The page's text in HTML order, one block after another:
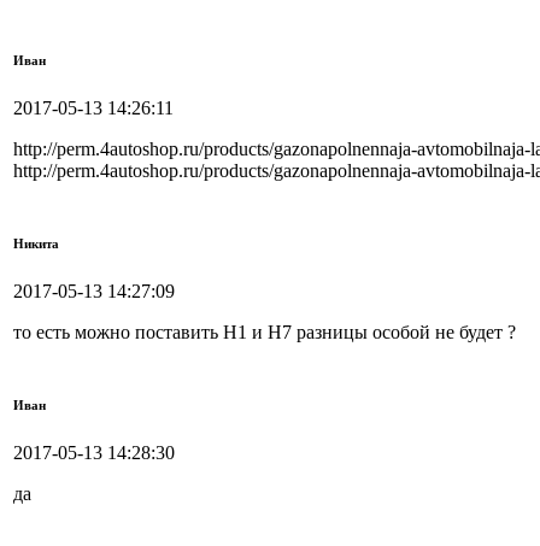
Иван
2017-05-13 14:26:11
http://perm.4autoshop.ru/products/gazonapolnennaja-
http://perm.4autoshop.ru/products/gazonapolnennaja-
Никита
2017-05-13 14:27:09
то есть можно поставить H1 и H7 разницы особой не будет ?
Иван
2017-05-13 14:28:30
да